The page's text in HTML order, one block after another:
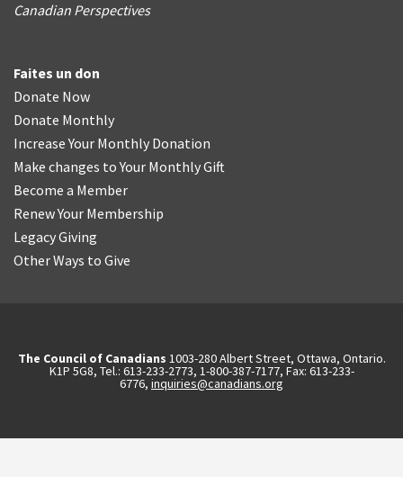
Canadian Perspectives
Faites un don
Donate Now
Donate Monthly
Increase Your Monthly Donation
Make changes to Your Monthly Gift
Become a Member
Renew Your Membership
Legacy Giving
Other Ways to Give
The Council of Canadians 1003-280 Albert Street, Ottawa, Ontario.
K1P 5G8, Tel.: 613-233-2773, 1-800-387-7177, Fax: 613-233-
6776, inquiries@canadians.org